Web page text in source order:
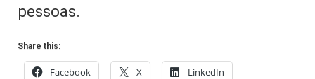
pessoas.
Share this:
Facebook X LinkedIn